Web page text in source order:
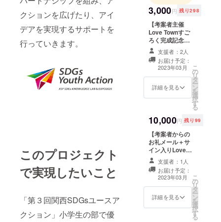
クションを広げたり、アイ
デアを実現するサポートを
行っていきます。
このプロジェクト
で実現したいこと
「第３回関西SDGsユースア
クション」小学生の部で優
3,000円 残り298
【考案者主催
Love Townすご
ろく完成記念オ
ンラインイベン
ト参加権】 考案
者の中学生が
LoveTownすご
ろく の思いや考
えを伝えます。
ライン(ZOOM)
開催時期：2023
年3月頃 受講日
程はプロジェク
ト終了後メール
にて調整させて
いただきます
支援者：2人
お届け予定：
2023年03月
詳細を見る
こ
の
リ
タ
ー
ン
を
選
択
す
る
10,000円 残り99
【考案者からの
お礼メール＋サ
イン入りLove
Townすごろく2
セット】 考案者
の中学生が支援
いただいたお礼
をメールでお伝
えいたします。
支援者：1人
お届け予定：
2023年03月
詳細を見る
こ
の
リ
タ
ー
ン
を
選
択
す
る